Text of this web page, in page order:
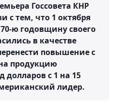
Госсовета КНР
с тем, что 1 октября
ю годовщину своего
в качестве
повышение с
продукцию
долларов с 1 на 15
лидер.